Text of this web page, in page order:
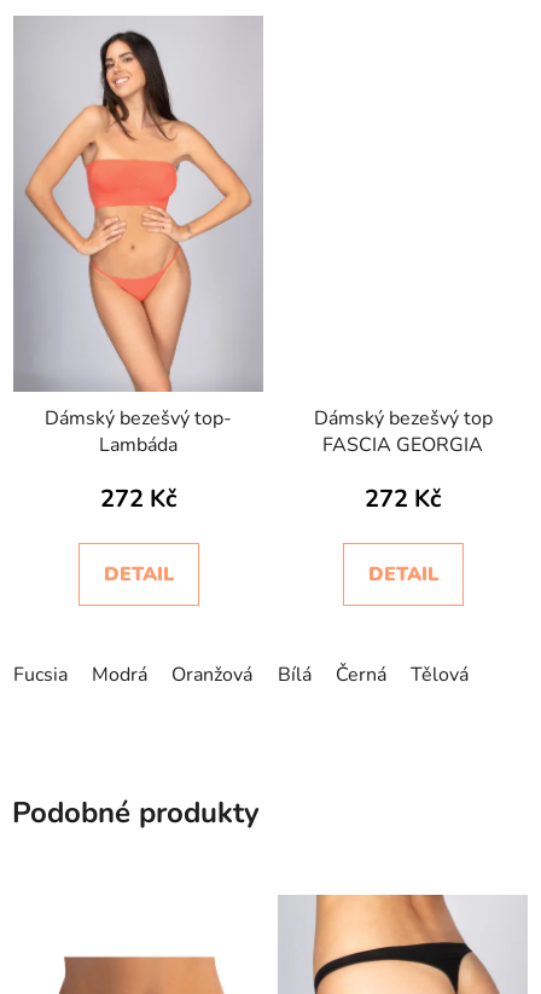
Dámský bezešvý top-
Lambáda
272 Kč
DETAIL
Fucsia Modrá Oranžová Hořčicově žlutá Zelená-
Dámský bezešvý top
FASCIA GEORGIA
272 Kč
DETAIL
Bílá Černá Tělová
Podobné produkty